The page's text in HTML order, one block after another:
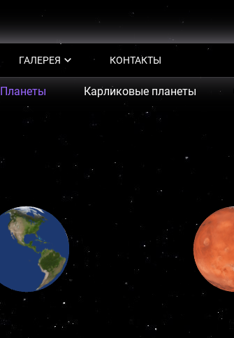
Планеты Карликовые планеты
ГАЛЕРЕЯ КОНТАКТЫ